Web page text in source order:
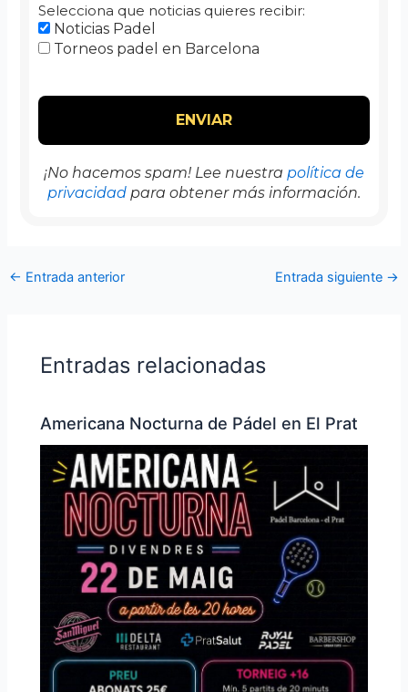
Selecciona que noticias quieres recibir:
Noticias Padel
Torneos padel en Barcelona
¡No hacemos spam! Lee nuestra política de
privacidad para obtener más información.
← Entrada anterior Entrada siguiente →
Entradas relacionadas
Americana Nocturna de Pádel en El Prat